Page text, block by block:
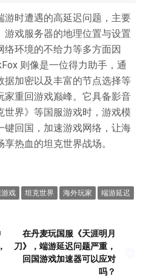
游时遭遇的高延迟问题，主要
戏服务器的地理位置与设置
环境的不给力等多方面因
则像是一位得力助手，通
据加密以及丰富的节点选择等
家重回游戏巅峰。它具备影音
界》等国服游戏时，游戏模
键回国，加速游戏网络，让海
热血的坦克世界战场。
游戏 坦克世界 海外玩家 端游延迟
在丹麦玩国服《天涯明月
刀》，端游延迟问题严重，
回国游戏加速器可以应对
吗？